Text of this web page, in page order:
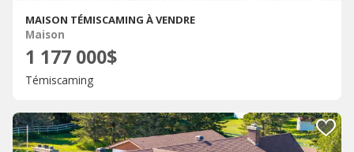
MAISON TÉMISCAMING À VENDRE
Maison
1 177 000$
Témiscaming